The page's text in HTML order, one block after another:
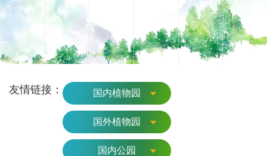
友情链接： 国内植物园
国外植物园
国内公园